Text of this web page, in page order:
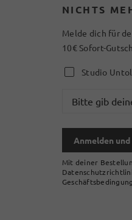
NICHTS
Melde dich für
10€ Sofort-
Studio
Anmelden und
Mit deiner